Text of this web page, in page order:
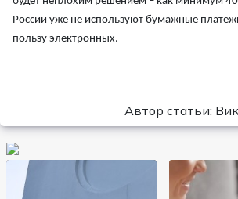
России уже не используют бумажные
пользу электронных.
Автор статьи: